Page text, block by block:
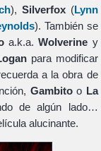
),Silverfox (Lynn
). También se
a.k.a.Wolverine y
para modificar
a la obra de
Gambitoo La
de algún lado…
alucinante.